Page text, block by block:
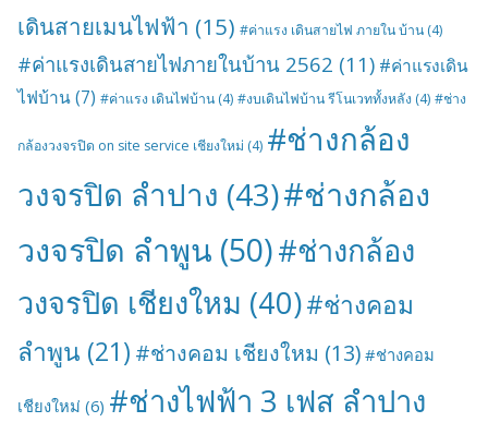
เดินสายเมนไฟฟ้า (15) #ค่าแรง เดินสายไฟ ภายใน บ้าน (4)
#ค่าแรงเดินสายไฟภายในบ้าน 2562 (11) #ค่าแรงเดิน
ไฟบ้าน(7) #ค่าแรง เดินไฟบ้าน (4) #งบเดินไฟบ้าน รีโนเวททั้งหลัง (4) #ช่าง
กล้องวงจรปิด on site service เชียงใหม่ (4) #ช่างกล้อง
วงจรปิด ลำปาง (43)#ช่างกล้อง
วงจรปิด ลำพูน (50)#ช่างกล้อง
วงจรปิด เชียงใหม (40)#ช่างคอม
ลำพูน (21) #ช่างคอม เชียงใหม (13) #ช่างคอม
เชียงใหม่ (6) #ช่างไฟฟ้า 3 เฟส ลำปาง